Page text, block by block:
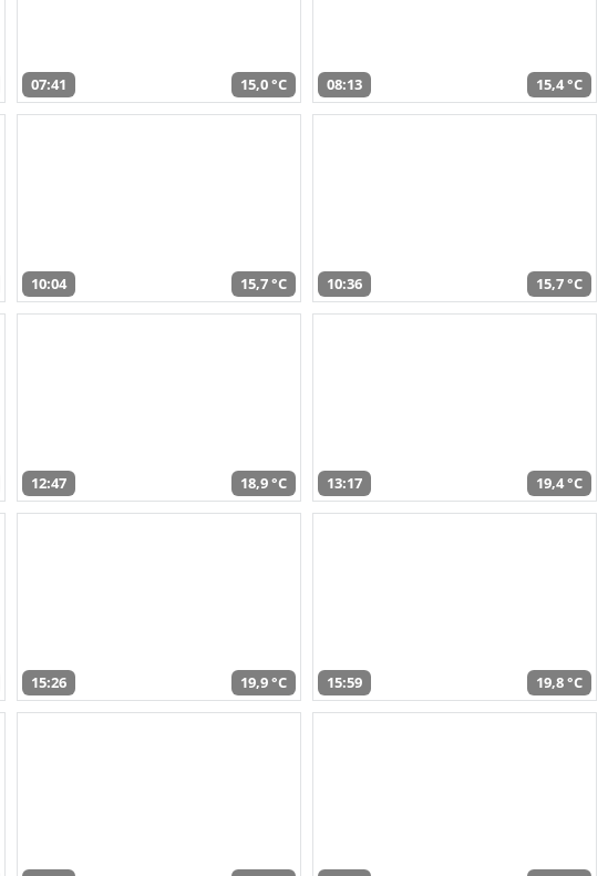
07:41 15,0 °C 08:13 15,4 °C
10:04 15,7 °C 10:36 15,7 °C
12:47 18,9 °C 13:17 19,4 °C
15:26 19,9 °C 15:59 19,8 °C